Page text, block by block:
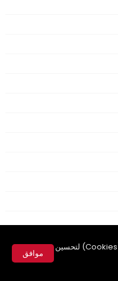
يستخدم هذا الموقع ملفات تعريف الارتباط (Cookies) لتحسين
موافق